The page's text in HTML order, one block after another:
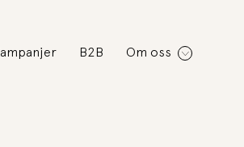
B2B Om oss